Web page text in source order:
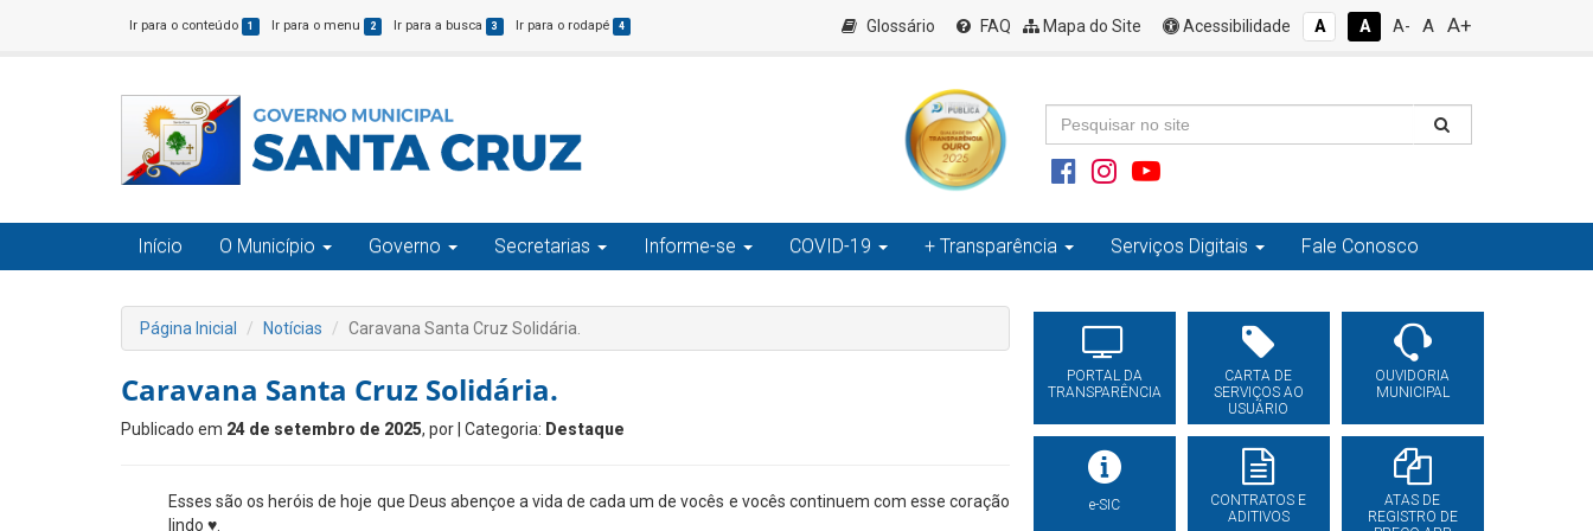
Ir para o conteúdo 1 Ir para o menu 2 Ir para a busca 3 Ir para o rodapé 4 Glossário FAQ Mapa do Site Acessibilidade A A A- A A+
Início O Município Governo Secretarias Informe-se COVID-19 + Transparência Serviços Digitais Fale Conosco
Página Inicial Notícias Caravana Santa Cruz Solidária.
Caravana Santa Cruz Solidária.
Publicado em 24 de setembro de 2025, por | Categoria: Destaque
Esses são os heróis de hoje que Deus abençoe a vida de cada um de vocês e vocês continuem com esse coração
lindo ♥️.
PORTAL DA
TRANSPARÊNCIA
CARTA DE
SERVIÇOS AO
USUÁRIO
OUVIDORIA
MUNICIPAL
e-SIC
CONTRATOS E
ADITIVOS
ATAS DE
REGISTRO DE